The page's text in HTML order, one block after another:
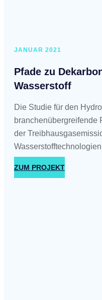
JANUAR 2021
Pfade zu
Wasserstoff
Die Studie für den
branchenübergreifende
der
ZUM PROJEKT